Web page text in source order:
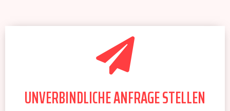
UNVERBINDLICHE ANFRAGE STELLEN